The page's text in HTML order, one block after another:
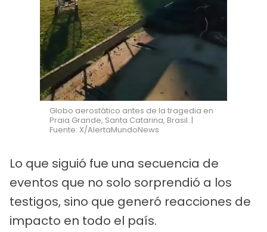
Globo aerostático antes de la tragedia en
Praia Grande, Santa Catarina, Brasil. |
Fuente: X/AlertaMundoNews
Lo que siguió fue una secuencia de
eventos que no solo sorprendió a los
testigos, sino que generó reacciones de
impacto en todo el país.